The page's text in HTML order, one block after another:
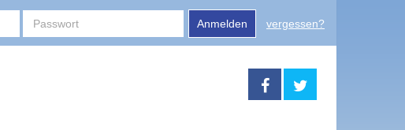
Anmelden vergessen?